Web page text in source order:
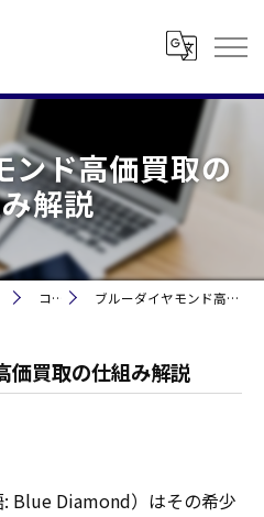
ンド高価買取の
解説
コラム ブルーダイヤモンド高価買取の仕組み解説
価買取の仕組み解説
Blue Diamond）はその希少